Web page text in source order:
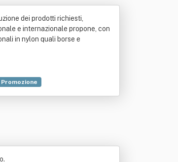
dei prodotti richiesti,
e internazionale propone, con
in nylon quali borse e
Promozione